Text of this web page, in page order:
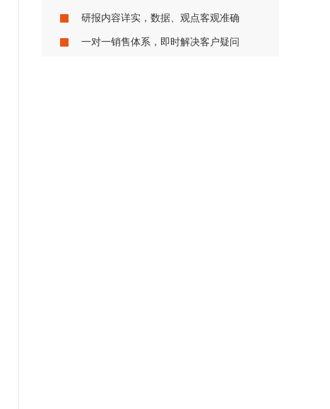
研报内容详实，数据、观点客观准确
一对一销售体系，即时解决客户疑问